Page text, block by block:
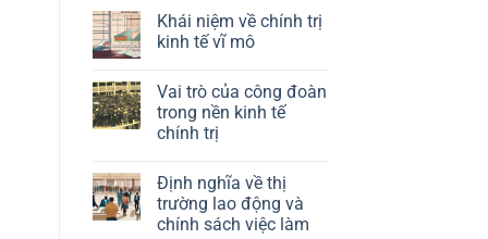
chính
sách
công
kinh
tế
chính
trị
bình
luận
ở
về
kinh
tế
chính
công
nghệ
Khái niệm về chính trị
kinh tế vĩ mô
bình
luận
ở
Khái
chính
trị
kinh
tế
vĩ
Vai trò của công đoàn
trong nền kinh tế
chính trị
bình
luận
ở
Vai
Định nghĩa về thị
trường lao động và
chính sách việc làm